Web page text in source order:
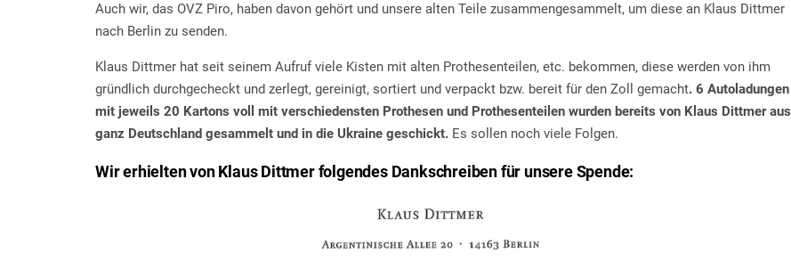
Auch wir, das OVZ Piro, haben davon gehört und unsere alten Teile zusammengesammelt, um diese an Klaus Dittmer
nach Berlin zu senden.
Klaus Dittmer hat seit seinem Aufruf viele Kisten mit alten Prothesenteilen, etc. bekommen, diese werden von ihm
gründlich durchgecheckt und zerlegt, gereinigt, sortiert und verpackt bzw. bereit für den Zoll gemacht. 6 Autoladungen
mit jeweils 20 Kartons voll mit verschiedensten Prothesen und Prothesenteilen wurden bereits von Klaus Dittmer aus
ganz Deutschland gesammelt und in die Ukraine geschickt. Es sollen noch viele Folgen.
Wir erhielten von Klaus Dittmer folgendes Dankschreiben für unsere Spende: